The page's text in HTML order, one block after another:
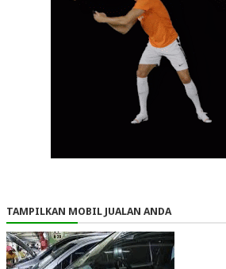
TAMPILKAN MOBIL JUALAN ANDA